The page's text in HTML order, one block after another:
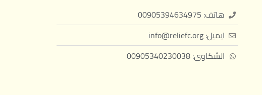
هاتف: 00905394634975
ايميل: info@reliefc.org
الشكاوى: 00905340230038